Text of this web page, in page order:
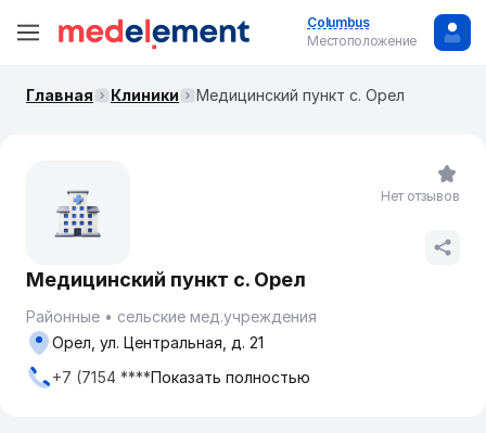
Columbus
Местоположение
Главная Клиники Медицинский пункт с. Орел
Медицинский пункт с. Орел
Районные
сельские мед.учреждения
Орел, ул. Центральная, д. 21
+7 (7154 ****Показать полностью
Нет отзывов